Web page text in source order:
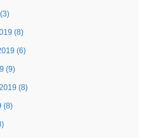
(8)
(6)
(9)
(8)
(8)